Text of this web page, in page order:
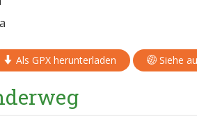
Als GPX herunterladen Siehe